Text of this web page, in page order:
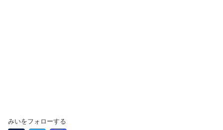
みいをフォローする